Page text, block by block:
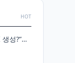
HOT
성?”…